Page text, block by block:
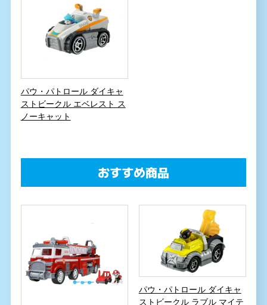
パウ・パトロール ダイキャ
ストビークル エベレスト ス
ノーキャット
おすすめ商品
パウ・パトロール ダイキャ
ストビークル ラブル マイテ